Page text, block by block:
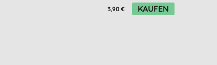
3,90 € KAUFEN